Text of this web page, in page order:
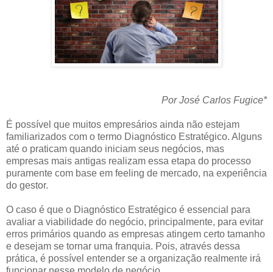
Por José Carlos Fugice*
É possível que muitos empresários ainda não estejam
familiarizados com o termo Diagnóstico Estratégico. Alguns
até o praticam quando iniciam seus negócios, mas
empresas mais antigas realizam essa etapa do processo
puramente com base em feeling de mercado, na experiência
do gestor.
O caso é que o Diagnóstico Estratégico é essencial para
avaliar a viabilidade do negócio, principalmente, para evitar
erros primários quando as empresas atingem certo tamanho
e desejam se tornar uma franquia. Pois, através dessa
prática, é possível entender se a organização realmente irá